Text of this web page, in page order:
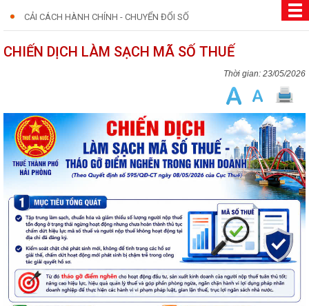
CẢI CÁCH HÀNH CHÍNH - CHUYỂN ĐỔI SỐ
CHIẾN DỊCH LÀM SẠCH MÃ SỐ THUẾ
23/05/2026